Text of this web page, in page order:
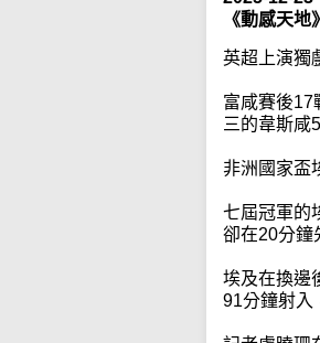
《動感天
英超上演獨
富咸賽後17
三的韋斯咸
非洲國家盃
七屆冠軍的
卻在20分鐘
埃及在換邊
91分鐘射入